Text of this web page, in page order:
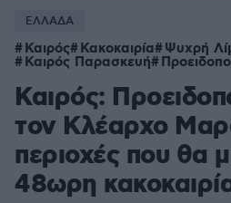
ΕΛΛΑΔΑ
Καιρός Κακοκαιρία Ψυχρή
Καιρός Παρασκευή
Καιρός:
τον Κλέαρχο
περιοχές που θα
48ωρη